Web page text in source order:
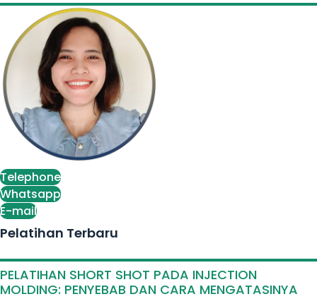
Telephone
Whatsapp
E-mail
Pelatihan Terbaru
PELATIHAN SHORT SHOT PADA INJECTION
MOLDING: PENYEBAB DAN CARA MENGATASINYA